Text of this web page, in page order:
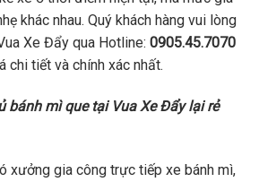
khác nhau. Quý khách hàng vui lòng
Xe Đẩy qua Hotline: 0905.45.7070
chi tiết và chính xác nhất.
bánh mì que tại Vua Xe Đẩy lại rẻ
xưởng gia công trực tiếp xe bánh mì,